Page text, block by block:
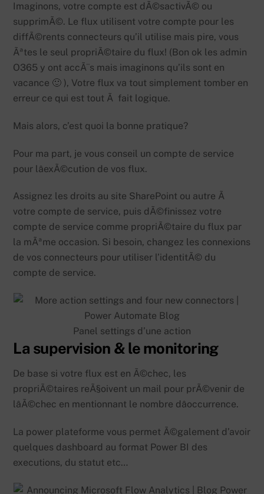
Imaginons, votre compte est dÃ©sactivÃ© ou
supprimÃ©. Le flux utilisent votre compte pour les
diffÃ©rents connecteurs qu’il utilise mais pire, vous
Ãªtes le seul propriÃ©taire du flux! (Bon ok les admin
O365 y ont accÃ¨s mais imaginons qu’ils sont en
vacance 🙂 ), Votre flux va tout simplement tomber en
erreur ce qui est tout Ã fait logique.
Mais alors, c’est quoi la bonne pratique?
Pour ma part, je vous conseil un compte de service
pour lâexÃ©cution de vos flux.
Assignez les droits au site SharePoint ou autre Ã
votre compte de service, puis dÃ©finissez votre
compte de service comme propriÃ©taire du flux par
la mÃªme occasion. Si besoin, changez les connexions
de vos connecteurs pour utiliser l’identitÃ© du
compte de service.
Panel settings d’une action
La supervision & le monitoring
De base si votre flux est en Ã©chec, les
propriÃ©taires reÃ§oivent un mail pour prÃ©venir de
lâÃ©chec en mentionnant le nombre dâoccurrence.
La power plateforme vous permet Ã©galement d’avoir
quelques dashboard au format Power BI des
executions, du statut etc…